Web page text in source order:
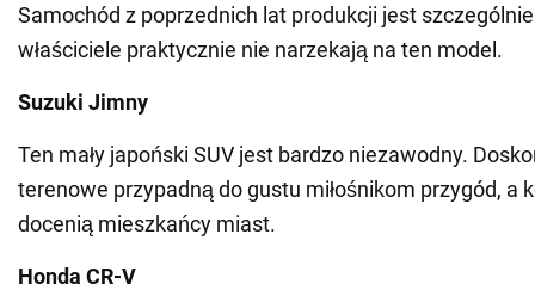
Samochód z poprzednich lat produkcji jest
właściciele praktycznie nie narzekają na ten model.
Suzuki Jimny
Ten mały japoński SUV jest bardzo niezawodny.
terenowe przypadną do gustu miłośnikom przygód, a
docenią mieszkańcy miast.
Honda CR-V